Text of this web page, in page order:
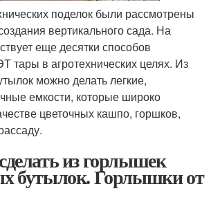
поделок были рассмотрены
вертикального сада. На
еще десятки способов
тары в агротехнических целях. Из
можно делать легкие,
емкости, которые широко
цветочных кашпо, горшков,
из горлышек
бутылок. Горлышки от